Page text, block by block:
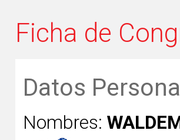
Ficha de
Datos
Nombres: